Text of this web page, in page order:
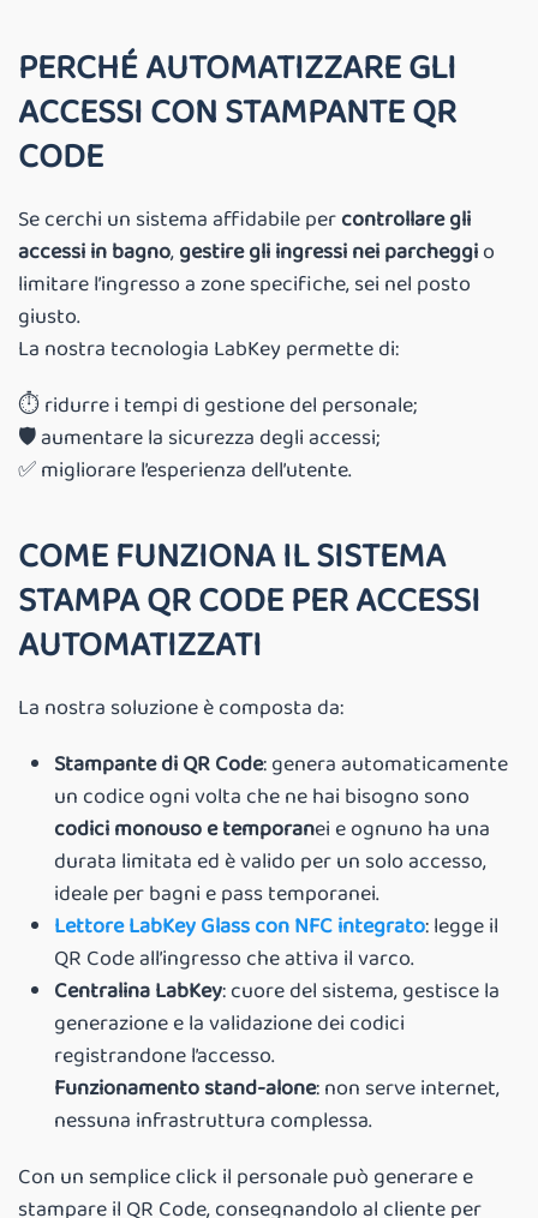
PERCHÉ AUTOMATIZZARE GLI
ACCESSI CON STAMPANTE QR
CODE
Se cerchi un sistema affidabile percontrollare gli
accessi in bagno,gestire gli ingressi nei parcheggio
limitare l’ingresso a zone specifiche, sei nel posto
giusto.
La nostra tecnologia LabKey permette di:
⏱️ ridurre i tempi di gestione del personale;
🛡️ aumentare la sicurezza degli accessi;
✅ migliorare l’esperienza dell’utente.
COME FUNZIONA IL SISTEMA
STAMPA QR CODE PER ACCESSI
AUTOMATIZZATI
La nostra soluzione è composta da:
Stampante di QR Code: genera automaticamente
un codice ogni volta che ne hai bisogno sono
codici monouso e temporanei e ognuno ha una
durata limitata ed è valido per un solo accesso,
ideale per bagni e pass temporanei.
Lettore LabKey Glass con NFC integrato: legge il
QR Code all’ingresso che attiva il varco.
Centralina LabKey: cuore del sistema, gestisce la
generazione e la validazione dei codici
registrandone l’accesso.
Funzionamento stand-alone: non serve internet,
nessuna infrastruttura complessa.
Con un semplice click il personale può generare e
stampare il QR Code, consegnandolo al cliente per